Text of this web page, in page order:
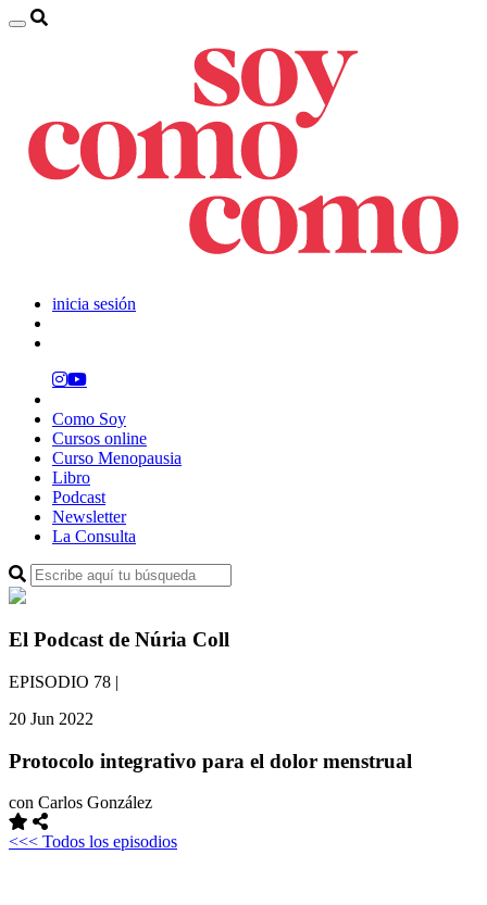
inicia sesión
Como Soy
Cursos online
Curso Menopausia
Libro
Podcast
Newsletter
La Consulta
El Podcast de Núria Coll
EPISODIO 78 |
20 Jun 2022
Protocolo integrativo para el dolor menstrual
con Carlos González
<<< Todos los episodios